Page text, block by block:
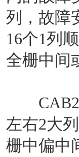
列，故障
16个1列
全栅中间
CAB20
左右2大
栅中偏中